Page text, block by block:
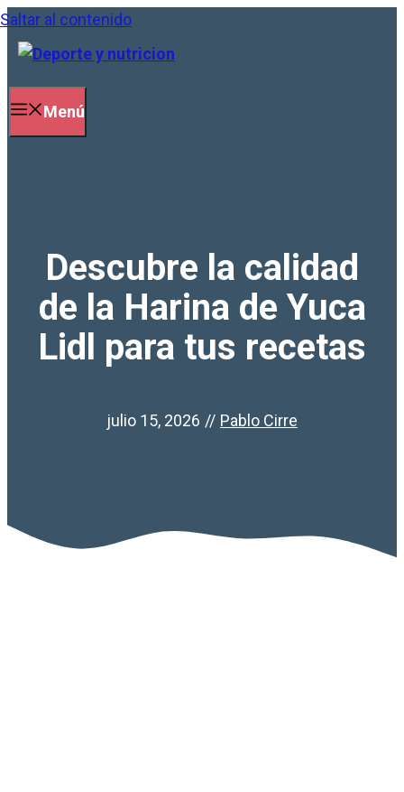
Saltar al contenido
Menú
Descubre la calidad
de la Harina de Yuca
Lidl para tus recetas
julio 15, 2026 // Pablo Cirre